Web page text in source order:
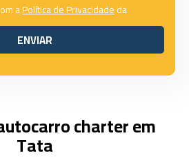
aPolítica de Privacidadeda
ENVIAR
ENVIAR
charter em
Tata